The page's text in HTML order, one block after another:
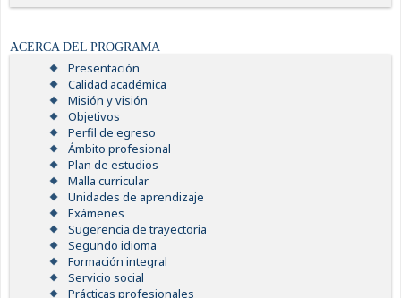
ACERCA DEL PROGRAMA
Presentación
Calidad académica
Misión y visión
Objetivos
Perfil de egreso
Ámbito profesional
Plan de estudios
Malla curricular
Unidades de aprendizaje
Exámenes
Sugerencia de trayectoria
Segundo idioma
Formación integral
Servicio social
Prácticas profesionales